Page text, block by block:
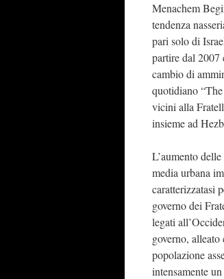
Menachem
tendenza
pari solo di
partire dal 2007
cambio di
quotidiano
vicini alla
insieme ad
L’aumento
media urbana
caratterizzatasi
governo dei
legati
governo,
popolazione
intensamente